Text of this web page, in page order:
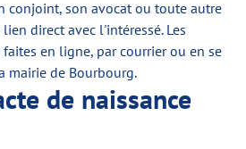
conjoint, son avocat ou toute autre
direct avec l'intéressé. Les
en ligne, par courrier ou en se
mairie de Bourbourg.
de naissance